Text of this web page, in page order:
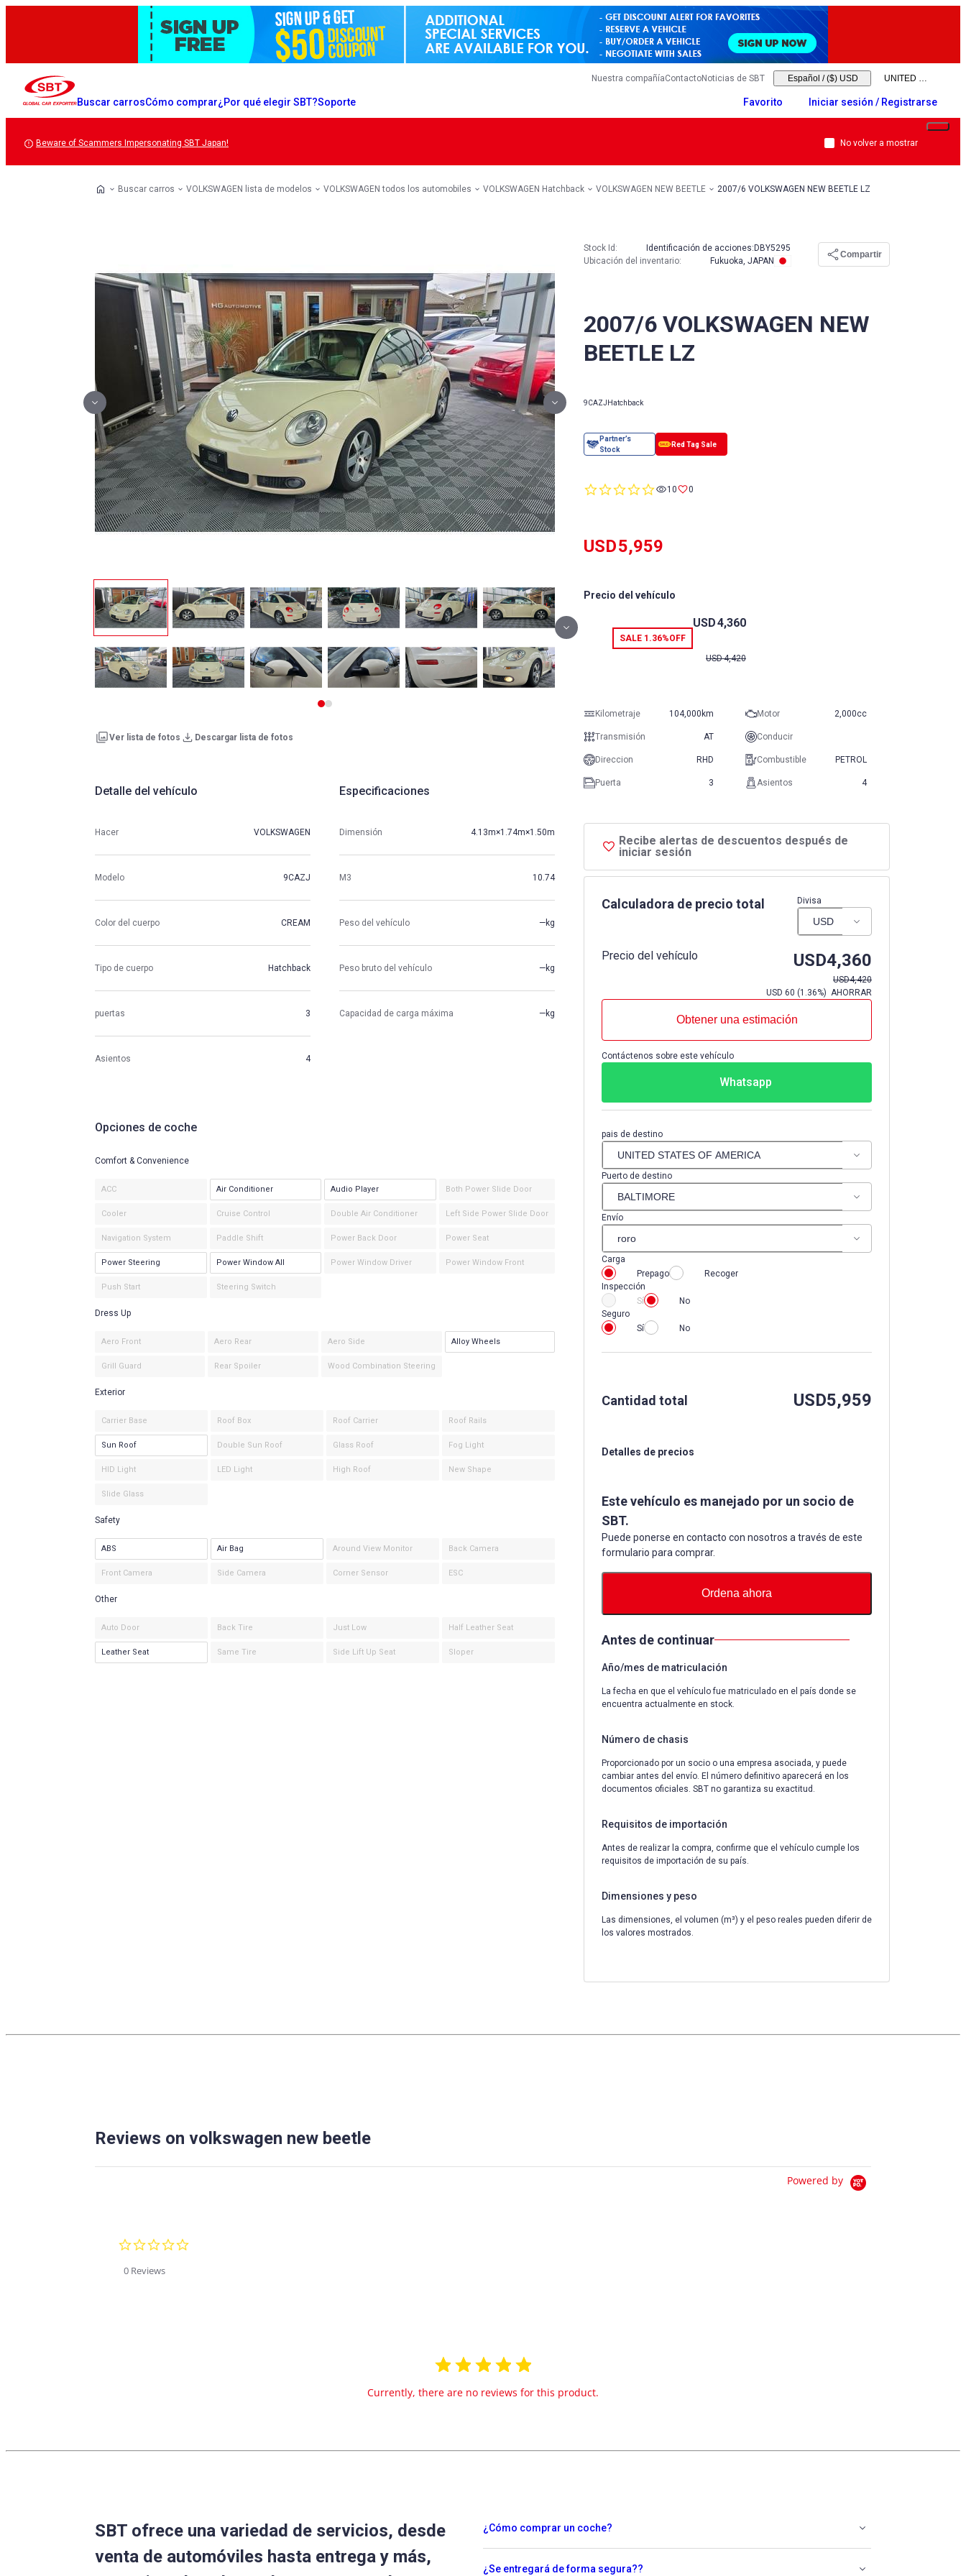
Buscar carrosCómo comprar¿Por qué elegir SBT?Soporte
Nuestra compañíaContactoNoticias de SBT Español / ($) USD
Favorito Iniciar sesión / Registrarse
Beware of Scammers Impersonating SBT Japan! No volver a mostrar
Buscar carros VOLKSWAGEN lista de modelos VOLKSWAGEN todos los automobiles VOLKSWAGEN Hatchback VOLKSWAGEN NEW BEETLE 2007/6 VOLKSWAGEN NEW BEETLE LZ
2007/6 VOLKSWAGEN NEW
BEETLE LZ
9CAZJ Hatchback
Stock Id: Identificación de acciones: DBY5295
Ubicación del inventario: Fukuoka, JAPAN
Compartir
Ver lista de fotos Descargar lista de fotos
0.010 0
USD5,959
Precio del vehículo
SALE 1.36%OFF
USD4,360
USD4,420
Recibe alertas de descuentos después de
iniciar sesión
Calculadora de precio total Divisa
Precio del vehículo USD4,360
USD4,420
USD 60 (1.36%) AHORRAR
Obtener una estimación
Contáctenos sobre este vehículo
Whatsapp
pais de destino
Puerto de destino
Envío
Carga
Prepago
Recoger
Inspección
Sí
No
Seguro
Sí
No
Cantidad total USD5,959
Detalles de precios
Este vehículo es manejado por un socio de
SBT.
Puede ponerse en contacto con nosotros a través de este
formulario para comprar.
Ordena ahora
Antes de continuar
Año/mes de matriculación
La fecha en que el vehículo fue matriculado en el país donde se
encuentra actualmente en stock.
Número de chasis
Proporcionado por un socio o una empresa asociada, y puede
cambiar antes del envío. El número definitivo aparecerá en los
documentos oficiales. SBT no garantiza su exactitud.
Requisitos de importación
Antes de realizar la compra, confirme que el vehículo cumple los
requisitos de importación de su país.
Dimensiones y peso
Las dimensiones, el volumen (m³) y el peso reales pueden diferir de
los valores mostrados.
Kilometraje 104,000km Motor 2,000cc
Transmisión AT Conducir
Direccion RHD Combustible PETROL
Puerta 3 Asientos 4
Detalle del vehículo
Hacer VOLKSWAGEN
Modelo 9CAZJ
Color del cuerpo CREAM
Tipo de cuerpo Hatchback
puertas 3
Asientos 4
Especificaciones
Dimensión 4.13m×1.74m×1.50m
M3 10.74
Peso del vehículo —kg
Peso bruto del vehículo —kg
Capacidad de carga máxima —kg
Opciones de coche
Comfort & Convenience
ACC Air Conditioner Audio Player Both Power Slide Door
Cooler Cruise Control Double Air Conditioner Left Side Power Slide Door
Navigation System Paddle Shift Power Back Door Power Seat
Power Steering Power Window All Power Window Driver Power Window Front
Push Start Steering Switch
Dress Up
Aero Front Aero Rear Aero Side Alloy Wheels
Grill Guard Rear Spoiler Wood Combination Steering
Exterior
Carrier Base Roof Box Roof Carrier Roof Rails
Sun Roof Double Sun Roof Glass Roof Fog Light
HID Light LED Light High Roof New Shape
Slide Glass
Safety
ABS Air Bag Around View Monitor Back Camera
Front Camera Side Camera Corner Sensor ESC
Other
Auto Door Back Tire Just Low Half Leather Seat
Leather Seat Same Tire Side Lift Up Seat Sloper
Reviews on volkswagen new beetle
Powered by
0 Reviews
Currently, there are no reviews for this product.
SBT ofrece una variedad de servicios, desde
venta de automóviles hasta entrega y más,
¿Cómo comprar un coche?
¿Se entregará de forma segura??